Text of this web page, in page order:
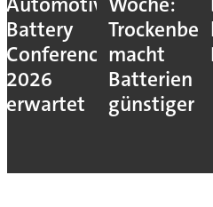
Battery
Conference
2026
erwartet
macht
Batterien
günstiger